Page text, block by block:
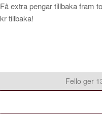
Få extra pengar tillbaka fram
kr tillbaka!
Fello ger